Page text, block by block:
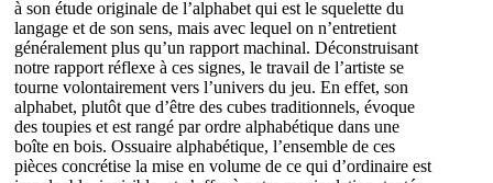
à son étude originale de l’alphabet qui est le squelette du
langage et de son sens, mais avec lequel on n’entretient
généralement plus qu’un rapport machinal. Déconstruisant
notre rapport réflexe à ces signes, le travail de l’artiste se
tourne volontairement vers l’univers du jeu. En effet, son
alphabet, plutôt que d’être des cubes traditionnels, évoque
des toupies et est rangé par ordre alphabétique dans une
boîte en bois. Ossuaire alphabétique, l’ensemble de ces
pièces concrétise la mise en volume de ce qui d’ordinaire est